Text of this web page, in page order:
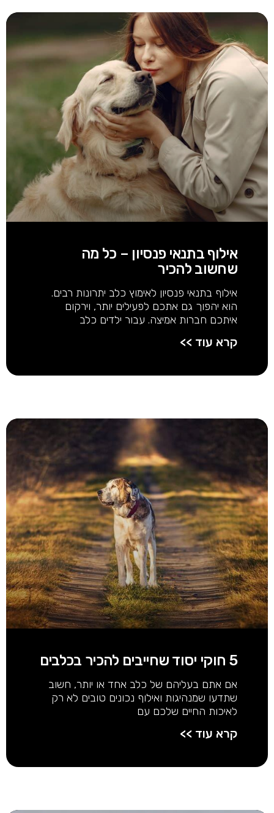
אילוף בתנאי פנסיון – כל מה
שחשוב להכיר
אילוף בתנאי פנסיון לאימוץ כלב יתרונות רבים.
הוא יהפוך גם אתכם לפעילים יותר, וירקום
איתכם חברות אמיצה. עבור ילדים כלב
קרא עוד >>
5 חוקי יסוד שחייבים להכיר בכלבים
אם אתם בעליהם של כלב אחד או יותר, חשוב
שתדעו שמנהיגות ואילוף נכונים טובים לא רק
לאיכות החיים שלכם עם
קרא עוד >>